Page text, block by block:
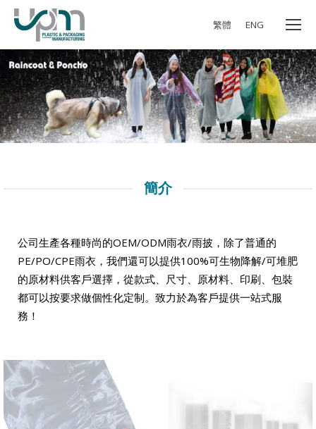
繁體 ENG
簡介
公司生產各種時尚的OEM/ODM雨衣/雨披，除了普通的
PE/PO/CPE雨衣，我們還可以提供100%可生物降解/可堆肥
的原材料供客戶選擇，從款式、尺寸、原材料、印刷、包裝
都可以按要求做個性化定制。致力於為客戶提供一站式服
務！